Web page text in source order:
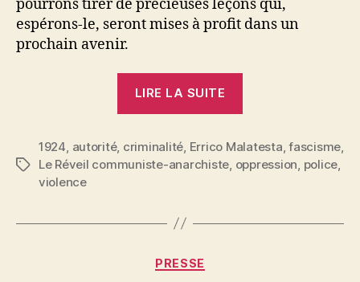
pourrons tirer de précieuses leçons qui,
espérons-le, seront mises à profit dans un
prochain avenir.
LIRE LA SUITE
Opinion
populaire
Étiquettes
1924, autorité, criminalité, Errico Malatesta,fascisme,
Le Réveil communiste-anarchiste, oppression, police,
violence
Catégories
PRESSE